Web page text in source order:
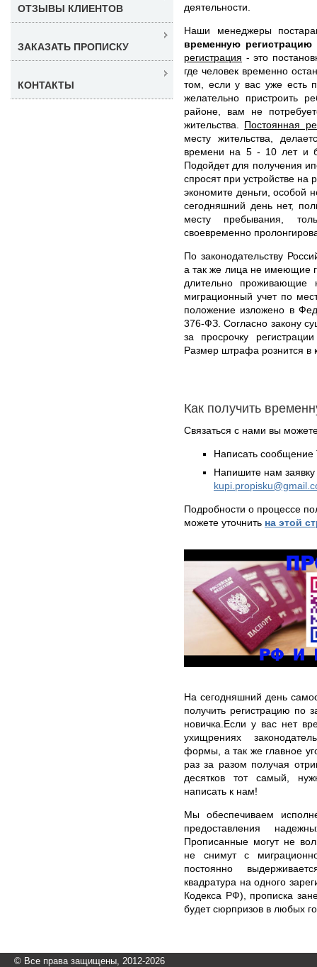
деятельности.
Наши менеджеры
временную
регистрация - это
где человек временно
том, если у вас уже есть
желательно пристроить
районе, вам не
жительства. Постоянная
месту жительства,
времени на 5 - 10 лет и
Подойдет для получения
спросят при устройстве на
экономите деньги, особой
сегодняшний день нет,
месту пребывания,
своевременно
По законодательству
а так же лица не имеющие
длительно
миграционный учет по
положение изложено в
376-ФЗ. Согласно закону
за просрочку
Размер штрафа рознится в
Как получить
Связаться с нами вы
Написать
Напишите нам
Подробности о процессе
можете уточнить на этой
На сегодняшний день
получить регистрацию по
новичка.Если у вас нет
ухищрениях
формы, а так же главное
раз за разом получая
десятков тот самый,
написать к нам!
Мы обеспечиваем
предоставления
Прописанные могут не
не снимут с
постоянно
квадратура на одного
Кодекса РФ), прописка
будет сюрпризов в любых
ОТЗЫВЫ КЛИЕНТОВ
ЗАКАЗАТЬ ПРОПИСКУ
КОНТАКТЫ
© Все права защищены, 2012-2026